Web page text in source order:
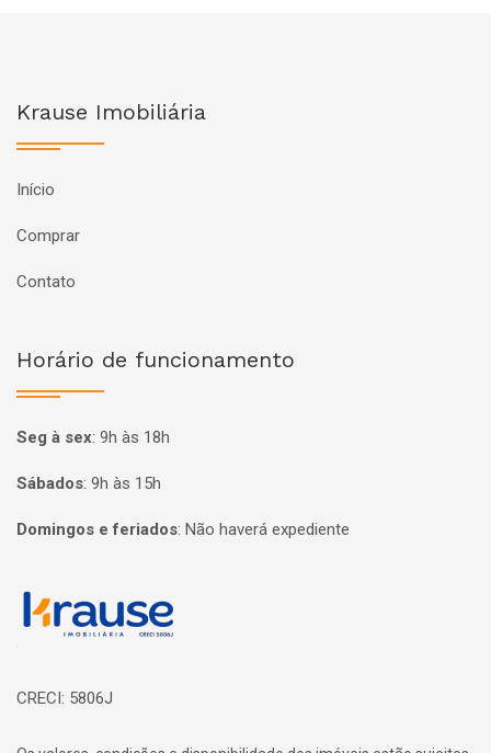
Krause Imobiliária
Início
Comprar
Contato
Horário de funcionamento
Seg à sex: 9h às 18h
Sábados: 9h às 15h
Domingos e feriados: Não haverá expediente
Página inicial
CRECI: 5806J